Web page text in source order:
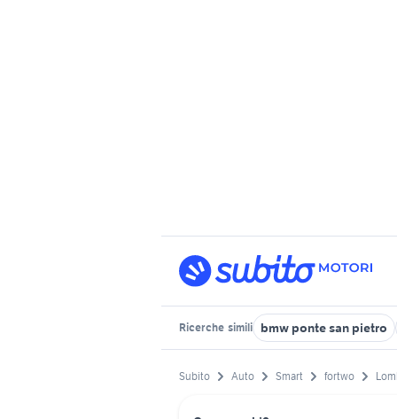
Ricerche simili bmw ponte san pietro
Subito Auto Smart fortwo